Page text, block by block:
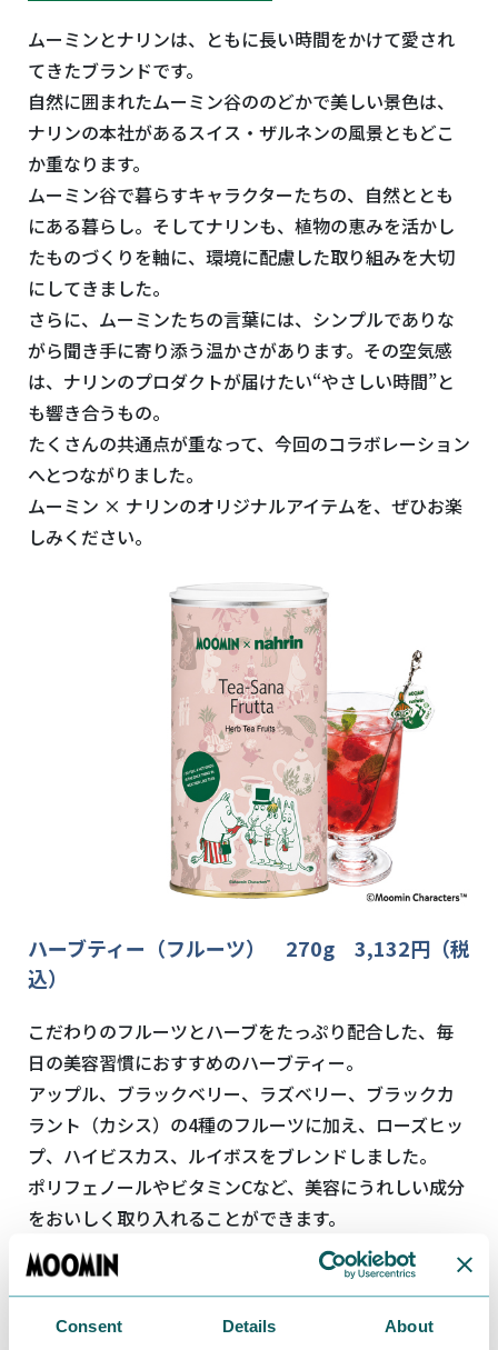
Consent Details About
ムーミンとナリンは、ともに長い時間をかけて愛され
てきたブランドです。
自然に囲まれたムーミン谷ののどかで美しい景色は、
ナリンの本社があるスイス・ザルネンの風景ともどこ
か重なります。
ムーミン谷で暮らすキャラクターたちの、自然ととも
にある暮らし。そしてナリンも、植物の恵みを活かし
たものづくりを軸に、環境に配慮した取り組みを大切
にしてきました。
さらに、ムーミンたちの言葉には、シンプルでありな
がら聞き手に寄り添う温かさがあります。その空気感
は、ナリンのプロダクトが届けたい“やさしい時間”と
も響き合うもの。
たくさんの共通点が重なって、今回のコラボレーション
へとつながりました。
ムーミン × ナリンのオリジナルアイテムを、ぜひお楽
しみください。
ハーブティー（フルーツ） 270g 3,132円（税
込）
こだわりのフルーツとハーブをたっぷり配合した、毎
日の美容習慣におすすめのハーブティー。
アップル、ブラックベリー、ラズベリー、ブラックカ
ラント（カシス）の4種のフルーツに加え、ローズヒッ
プ、ハイビスカス、ルイボスをブレンドしました。
ポリフェノールやビタミンCなど、美容にうれしい成分
をおいしく取り入れることができます。
すっきりとしたやさしい甘みで、小さなお子さまから大
人まで楽しめる味わい。